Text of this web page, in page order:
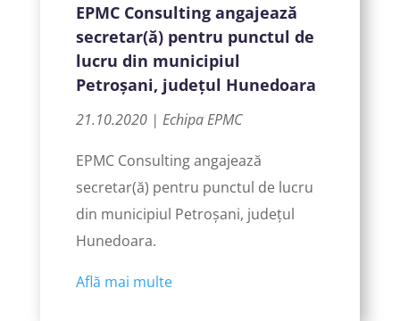
EPMC Consulting angajează
secretar(ă) pentru punctul de
lucru din municipiul
Petroșani, județul Hunedoara
21.10.2020 | Echipa EPMC
EPMC Consulting angajează
secretar(ă) pentru punctul de lucru
din municipiul Petroșani, județul
Hunedoara.
Află mai multe